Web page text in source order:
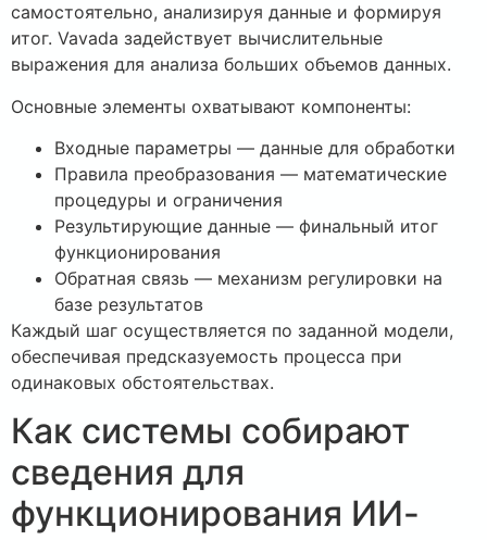
самостоятельно, анализируя данные и формируя
итог. Vavada задействует вычислительные
выражения для анализа больших объемов данных.
Основные элементы охватывают компоненты:
Входные параметры — данные для обработки
Правила преобразования — математические
процедуры и ограничения
Результирующие данные — финальный итог
функционирования
Обратная связь — механизм регулировки на
базе результатов
Каждый шаг осуществляется по заданной модели,
обеспечивая предсказуемость процесса при
одинаковых обстоятельствах.
Как системы собирают
сведения для
функционирования ИИ-